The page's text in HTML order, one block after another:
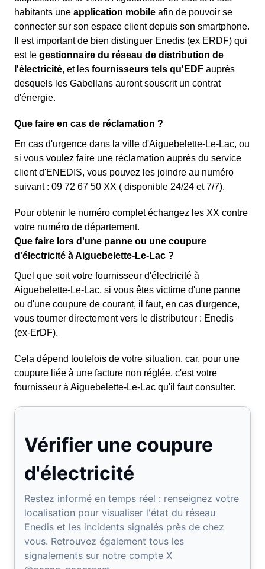
habitants une application mobile afin de pouvoir se
connecter sur son espace client depuis son smartphone.
Il est important de bien distinguer Enedis (ex ERDF) qui
est le gestionnaire du réseau de distribution de
l'électricité, et les fournisseurs tels qu'EDF auprès
desquels les Gabellans auront souscrit un contrat
d'énergie.
Que faire en cas de réclamation ?
En cas d'urgence dans la ville d'Aiguebelette-Le-Lac, ou
si vous voulez faire une réclamation auprès du service
client d'ENEDIS, vous pouvez les joindre au numéro
suivant : 09 72 67 50 XX ( disponible 24/24 et 7/7).
Pour obtenir le numéro complet échangez les XX contre
votre numéro de département.
Que faire lors d'une panne ou une coupure
d'électricité à Aiguebelette-Le-Lac ?
Quel que soit votre fournisseur d'électricité à
Aiguebelette-Le-Lac, si vous êtes victime d'une panne
ou d'une coupure de courant, il faut, en cas d'urgence,
vous tourner directement vers le distributeur : Enedis
(ex-ErDF).
Cela dépend toutefois de votre situation, car, pour une
coupure liée à une facture non réglée, c'est votre
fournisseur à Aiguebelette-Le-Lac qu'il faut consulter.